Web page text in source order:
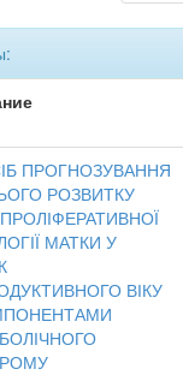
ПРОГНОЗУВАННЯ
РОЗВИТКУ
МАТКИ У
ВІКУ